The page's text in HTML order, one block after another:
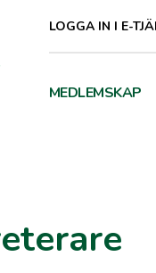
LOGGA IN I E-
MEDLEMSKAP